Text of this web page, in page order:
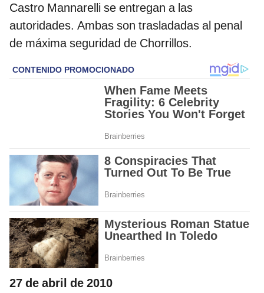
Castro Mannarelli se entregan a las
autoridades. Ambas son trasladadas al penal
de máxima seguridad de Chorrillos.
27 de abril de 2010